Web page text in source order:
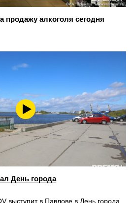
продажу алкоголя сегодня
День города
выступит в Павлове в День города